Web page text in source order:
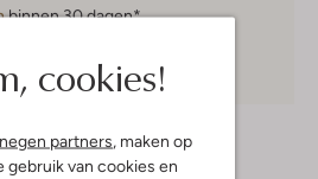
cookies!
negen partners, maken op
gebruik van cookies en
binnen 30 dagen*